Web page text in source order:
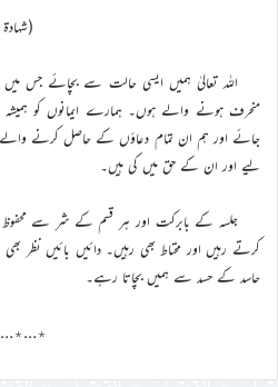
(شہادۃ
اللہ تعالیٰ ہمیں ایسی حالت سے بچائے جس
منحرف ہونے والے ہوں۔ ہمارے ایمانوں کو ہمیشہ
جائے اور ہم ان تمام دعاؤں کے حاصل کرنے
لیے اور ان کے حق میں کی ہیں۔
جلسہ کے بابرکت اور ہر قسم کے شر سے
کرتے رہیں اور محتاط بھی رہیں۔ دائیں بائیں نظر
حاسد کے حسد سے ہمیں بچاتا رہے۔